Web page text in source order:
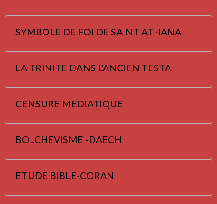
SYMBOLE DE FOI DE SAINT ATHANA
LA TRINITE DANS L'ANCIEN TESTA
CENSURE MEDIATIQUE
BOLCHEVISME -DAECH
ETUDE BIBLE-CORAN